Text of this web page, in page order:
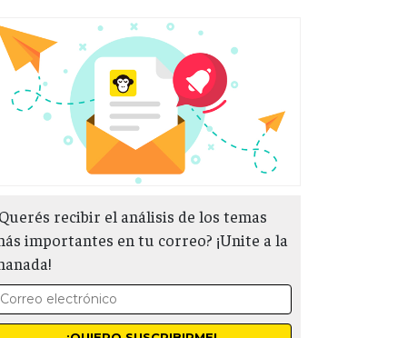
recibir el análisis de los temas
importantes en tu correo? ¡Unite a la